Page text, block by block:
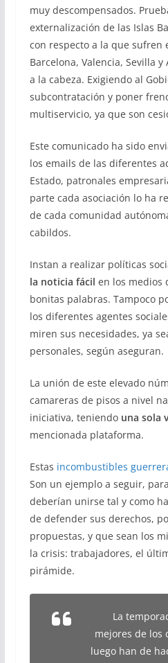
muy descompensados.
externalización de las Islas
con respecto a la que sufren
Barcelona, Valencia, Sevilla
a la cabeza. Exigiendo al
subcontratación y poner
multiservicio, ya que son
Este comunicado ha sido
los emails de las diferentes
Estado, patronales
parte cada asociación lo ha
de cada comunidad
cabildos.
Instan a realizar políticas
la noticia fácil en los medios
bonitas palabras. Tampoco
los diferentes agentes
miren sus necesidades, ya
personales, según aseguran.
La unión de este elevado
camareras de pisos a nivel
iniciativa, teniendo una sola
mencionada plataforma.
Estas incombustibles
Son un ejemplo a seguir,
deberían unirse tal y como
de defender sus derechos,
propuestas, y que sean los
la crisis: trabajadores, el
pirámide.
La
mejores de los
luego han de